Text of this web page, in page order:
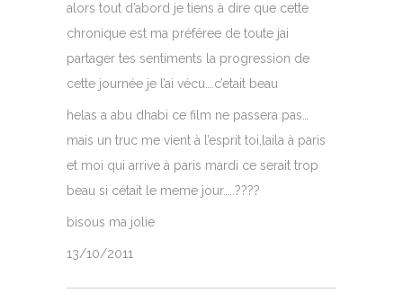
alors tout d’abord je tiens à dire que cette
chronique est ma préféree de toute jai
partager tes sentiments la progression de
cette journée je l’ai vécu….c’etait beau
helas a abu dhabi ce film ne passera pas…
mais un truc me vient à l’esprit toi,laila à paris
et moi qui arrive à paris mardi ce serait trop
beau si cétait le meme jour…..????
bisous ma jolie
13/10/2011